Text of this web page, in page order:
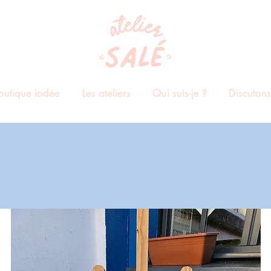
iodée Les ateliers Qui suis-je ?